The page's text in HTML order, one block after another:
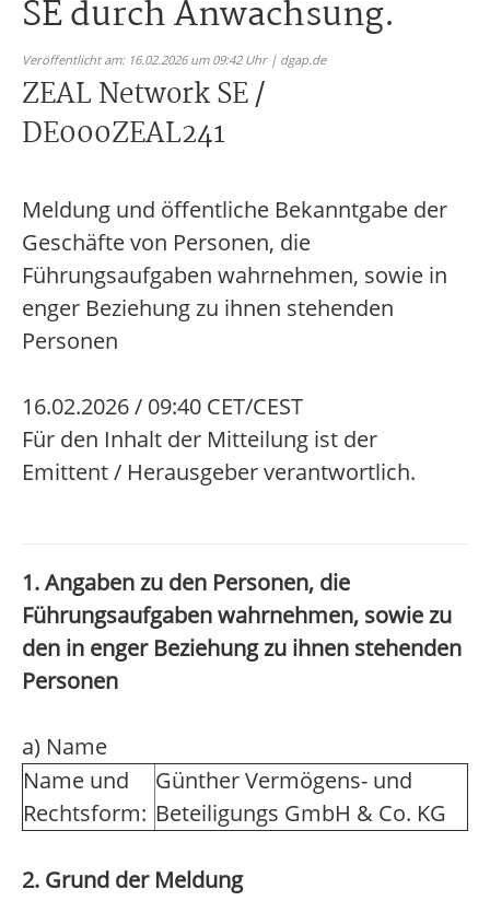
SE durch Anwachsung.
Veröffentlicht am: 16.02.2026 um 09:42 Uhr | dgap.de
ZEAL Network SE /
DE000ZEAL241
Meldung und öffentliche Bekanntgabe der
Geschäfte von Personen, die
Führungsaufgaben wahrnehmen, sowie in
enger Beziehung zu ihnen stehenden
Personen
16.02.2026 / 09:40 CET/CEST
Für den Inhalt der Mitteilung ist der
Emittent / Herausgeber verantwortlich.
1. Angaben zu den Personen, die
Führungsaufgaben wahrnehmen, sowie zu
den in enger Beziehung zu ihnen stehenden
Personen
a) Name
Name und
Rechtsform:
Günther Vermögens- und
Beteiligungs GmbH & Co. KG
2. Grund der Meldung